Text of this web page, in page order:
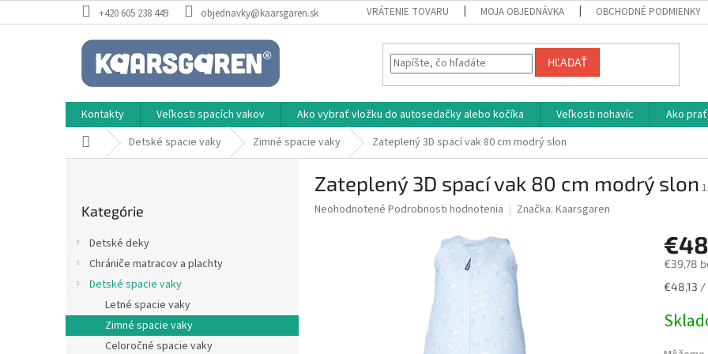
na
+420 605 238 449 objednavky@kaarsgaren.sk VRÁTENIE TOVARU MOJA OBJEDNÁVKA OBCHODNÉ PODMIENKY
HĽADAŤ
Kontakty Veľkosti spacích vakov Ako vybrať vložku do autosedačky alebo kočíka Veľkosti nohavíc Ako
DomovDetské spacie vaky Zimné spacie vaky Zateplený 3D spací vak 80 cm modrý slon
kategórie
Kategórie
Detské deky
Chrániče matracov a plachty
Detské spacie vaky
Letné spacie vaky
Zimné spacie vaky
Celoročné spacie vaky
Zateplený 3D spací vak 80 cm modrý slon
Priemerné
Neohodnotené Podrobnosti hodnotenia Značka: Kaarsgaren
€39,78
€48,13 /